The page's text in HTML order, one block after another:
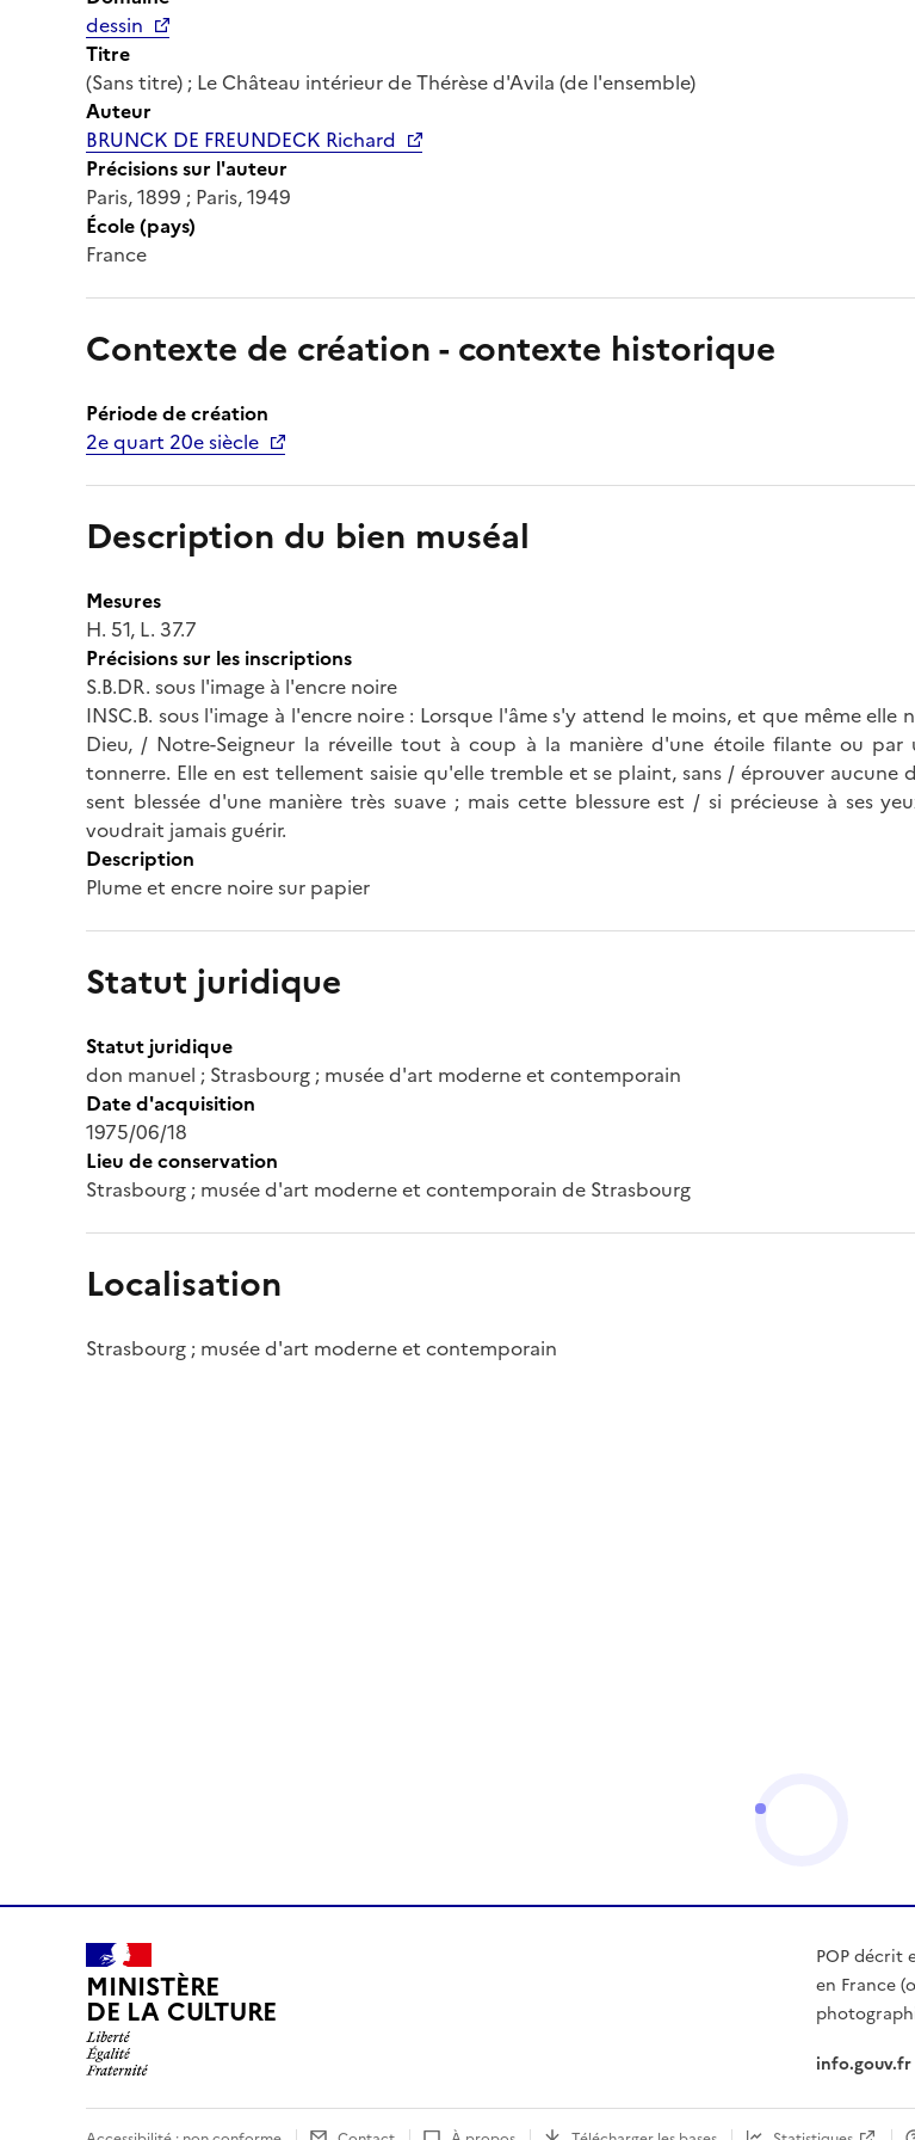
dessin
Titre
(Sans titre) ; Le Château intérieur de Thérèse d'Avila (de l'ensemble)
Auteur
BRUNCK DE FREUNDECK Richard
Précisions sur l'auteur
Paris, 1899 ; Paris, 1949
École (pays)
France
Contexte de création - contexte historique
Période de création
2e quart 20e siècle
Description du bien muséal
Mesures
H. 51, L. 37.7
Précisions sur les inscriptions
S.B.DR. sous l'image à l'encre noire
INSC.B. sous l'image à l'encre noire : Lorsque l'âme s'y attend le moins, et que même elle
Dieu, / Notre-Seigneur la réveille tout à coup à la manière d'une étoile filante ou
tonnerre. Elle en est tellement saisie qu'elle tremble et se plaint, sans / éprouver aucune
sent blessée d'une manière très suave ; mais cette blessure est / si précieuse à ses
voudrait jamais guérir.
Description
Plume et encre noire sur papier
Statut juridique
Statut juridique
don manuel ; Strasbourg ; musée d'art moderne et contemporain
Date d'acquisition
1975/06/18
Lieu de conservation
Strasbourg ; musée d'art moderne et contemporain de Strasbourg
Localisation
Strasbourg ; musée d'art moderne et contemporain
MINISTÈRE
DE LA CULTURE
POP décrit
en France
info.gouv.fr